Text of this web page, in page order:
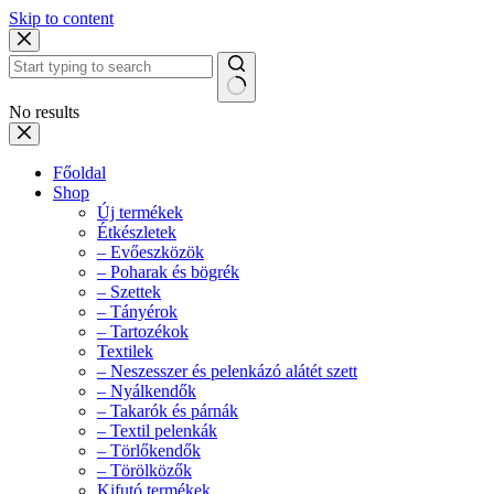
Skip to content
No results
Főoldal
Shop
Új termékek
Étkészletek
– Evőeszközök
– Poharak és bögrék
– Szettek
– Tányérok
– Tartozékok
Textilek
– Neszesszer és pelenkázó alátét szett
– Nyálkendők
– Takarók és párnák
– Textil pelenkák
– Törlőkendők
– Törölközők
Kifutó termékek